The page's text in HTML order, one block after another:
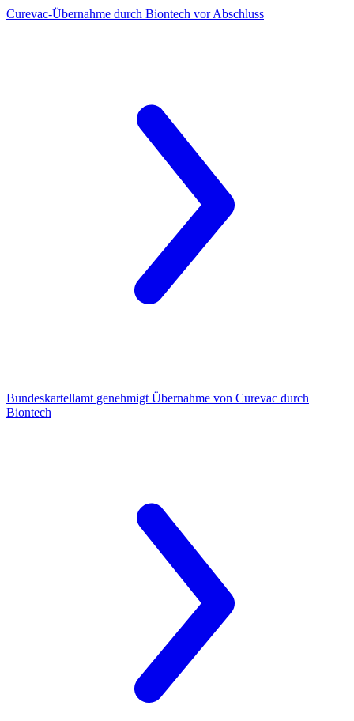
Curevac-Übernahme durch Biontech vor Abschluss
Bundeskartellamt genehmigt Übernahme von Curevac durch
Biontech